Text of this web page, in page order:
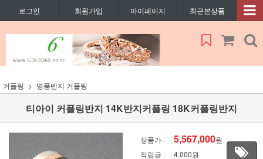
로그인 회원가입 마이페이지 최근본상품
커플링 명품반지 커플링
티아이 커플링반지 14K반지커플링 18K커플링반지
상품가 5,567,000원
적립금
4,000원